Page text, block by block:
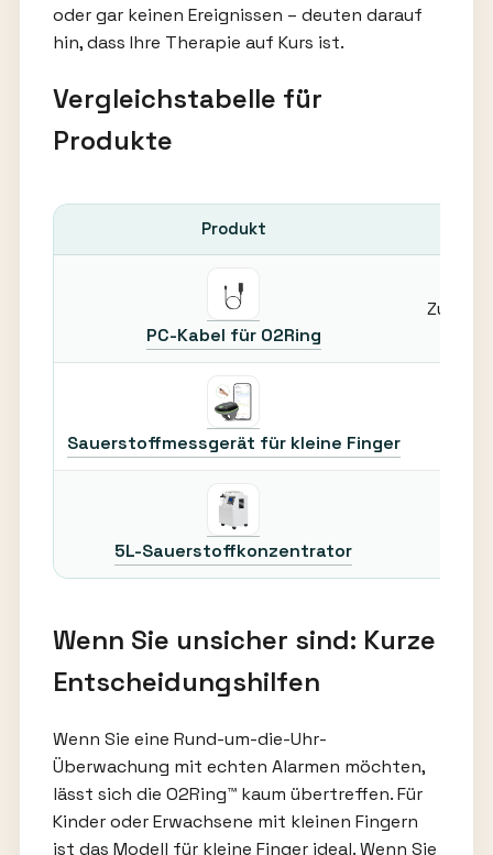
oder gar keinen Ereignissen – deuten darauf
hin, dass Ihre Therapie auf Kurs ist.
Vergleichstabelle für
Produkte
Produkt
PC-Kabel für O2Ring
Sauerstoffmessgerät für kleine Finger
5L-Sauerstoffkonzentrator
Wenn Sie unsicher sind: Kurze
Entscheidungshilfen
Wenn Sie eine Rund-um-die-Uhr-
Überwachung mit echten Alarmen möchten,
lässt sich die O2Ring™ kaum übertreffen. Für
Kinder oder Erwachsene mit kleinen Fingern
ist das Modell für kleine Finger ideal. Wenn Sie